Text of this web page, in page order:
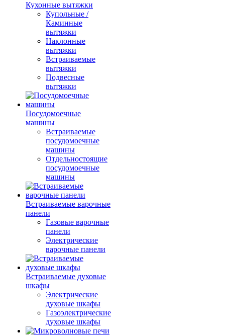
Кухонные вытяжки
Купольные /
Каминные
вытяжки
Наклонные
вытяжки
Встраиваемые
вытяжки
Подвесные
вытяжки
Посудомоечные
машины
Встраиваемые
посудомоечные
машины
Отдельностоящие
посудомоечные
машины
Встраиваемые варочные
панели
Газовые варочные
панели
Электрические
варочные панели
Встраиваемые духовые
шкафы
Электрические
духовые шкафы
Газоэлектрические
духовые шкафы